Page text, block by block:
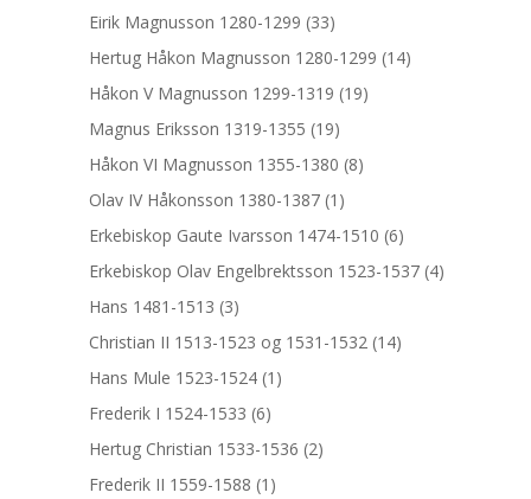
Eirik Magnusson 1280-1299 (33)
Hertug Håkon Magnusson 1280-1299 (14)
Håkon V Magnusson 1299-1319 (19)
Magnus Eriksson 1319-1355 (19)
Håkon VI Magnusson 1355-1380 (8)
Olav IV Håkonsson 1380-1387 (1)
Erkebiskop Gaute Ivarsson 1474-1510 (6)
Erkebiskop Olav Engelbrektsson 1523-1537 (4)
Hans 1481-1513 (3)
Christian II 1513-1523 og 1531-1532 (14)
Hans Mule 1523-1524 (1)
Frederik I 1524-1533 (6)
Hertug Christian 1533-1536 (2)
Frederik II 1559-1588 (1)